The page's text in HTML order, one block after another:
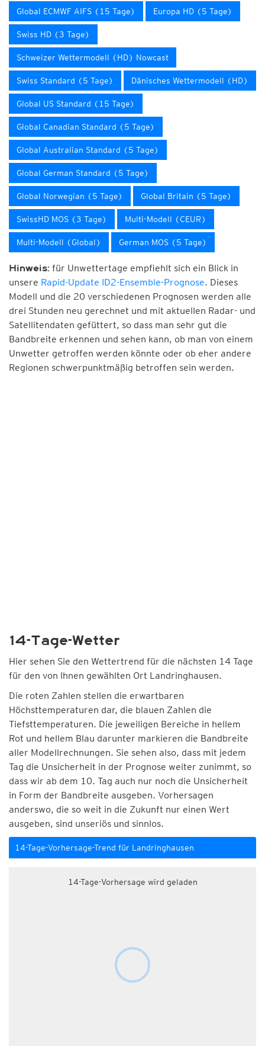
Global ECMWF AIFS (15 Tage) Europa HD (5 Tage)
Swiss HD (3 Tage)
Schweizer Wettermodell (HD) Nowcast
Swiss Standard (5 Tage) Dänisches Wettermodell (HD)
Global US Standard (15 Tage)
Global Canadian Standard (5 Tage)
Global Australian Standard (5 Tage)
Global German Standard (5 Tage)
Global Norwegian (5 Tage) Global Britain (5 Tage)
SwissHD MOS (3 Tage) Multi-Modell (CEUR)
Multi-Modell (Global) German MOS (5 Tage)
Hinweis: für Unwettertage empfiehlt sich ein Blick in
unsere Rapid-Update ID2-Ensemble-Prognose. Dieses
Modell und die 20 verschiedenen Prognosen werden alle
drei Stunden neu gerechnet und mit aktuellen Radar- und
Satellitendaten gefüttert, so dass man sehr gut die
Bandbreite erkennen und sehen kann, ob man von einem
Unwetter getroffen werden könnte oder ob eher andere
Regionen schwerpunktmäßig betroffen sein werden.
14-Tage-Wetter
Hier sehen Sie den Wettertrend für die nächsten 14 Tage
für den von Ihnen gewählten Ort Landringhausen.
Die roten Zahlen stellen die erwartbaren
Höchsttemperaturen dar, die blauen Zahlen die
Tiefsttemperaturen. Die jeweiligen Bereiche in hellem
Rot und hellem Blau darunter markieren die Bandbreite
aller Modellrechnungen. Sie sehen also, dass mit jedem
Tag die Unsicherheit in der Prognose weiter zunimmt, so
dass wir ab dem 10. Tag auch nur noch die Unsicherheit
in Form der Bandbreite ausgeben. Vorhersagen
anderswo, die so weit in die Zukunft nur einen Wert
ausgeben, sind unseriös und sinnlos.
14-Tage-Vorhersage-Trend für Landringhausen
14-Tage-Vorhersage wird geladen